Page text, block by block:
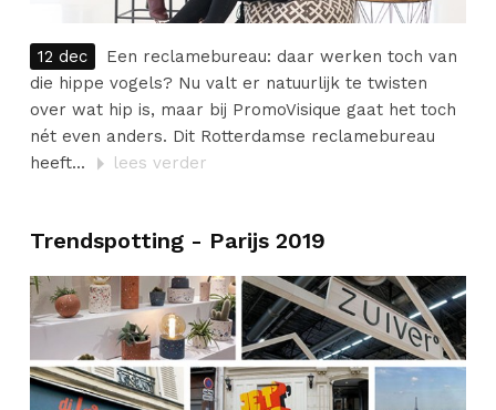
12 dec
Een reclamebureau: daar werken toch van
die hippe vogels? Nu valt er natuurlijk te twisten
over wat hip is, maar bij PromoVisique gaat het toch
nét even anders. Dit Rotterdamse reclamebureau
heeft...
lees verder
Trendspotting - Parijs 2019